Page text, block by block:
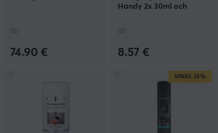
Mausefüße ersetzt werden müssen. Gewöhnlich reicht
(0)
74.90 €
Handy 2x 30ml och
(0)
8.57 €
SPARE 25%